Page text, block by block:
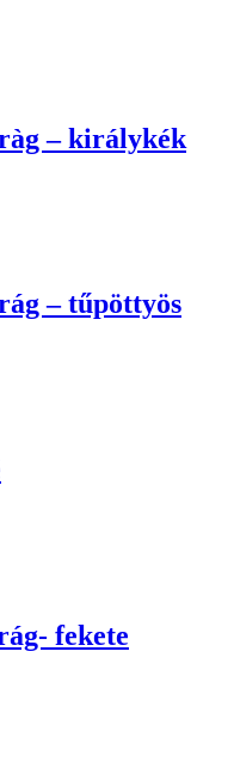
– királykék
– tűpöttyös
fekete